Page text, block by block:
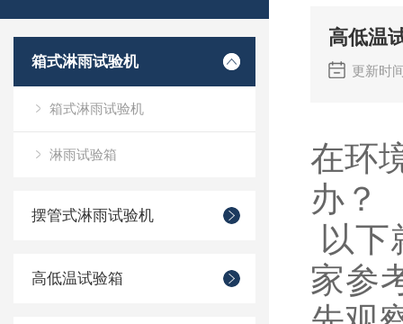
箱式淋雨试验机
箱式淋雨试验机
淋雨试验箱
摆管式淋雨试验机
高低温试验箱
高低温
更新时
在环
办？
以
家参